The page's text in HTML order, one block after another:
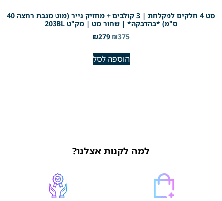
סט 4 חלקים למקלחת | 3 קולבים + מחזיק נייר (מוט מגבת רחצה 40
ס"מ) *בהדבקה* | שחור מט | מק"ט 203BL
₪375
₪279
הוספה לסל
למה לקנות אצלנו?